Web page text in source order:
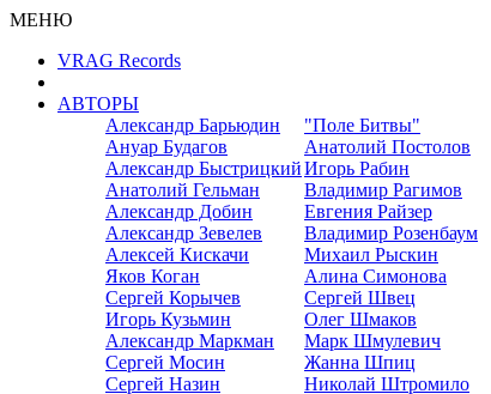
МЕНЮ
VRAG Records
АВТОРЫ
Александр Барьюдин
Ануар Будагов
Александр Быстрицкий
Анатолий Гельман
Александр Добин
Александр Зевелев
Алексей Кискачи
Яков Коган
Сергей Корычев
Игорь Кузьмин
Александр Маркман
Сергей Мосин
Сергей Назин
"Поле Битвы"
Анатолий Постолов
Игорь Рабин
Владимир Рагимов
Евгения Райзер
Владимир Розенбаум
Михаил Рыскин
Алина Симонова
Сергей Швец
Олег Шмаков
Марк Шмулевич
Жанна Шпиц
Николай Штромило